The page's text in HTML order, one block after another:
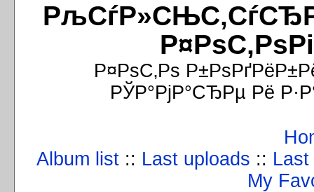
Р¤РѕС‚Рѕ
РЎР°РјР°СЂРµ Рё
Album list :: Last uploads ::
My